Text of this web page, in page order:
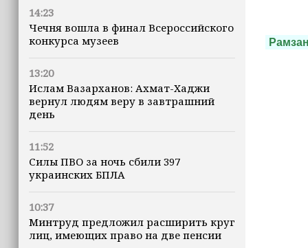
14:23
Чечня вошла в финал Всероссийского
конкурса музеев
13:20
Ислам Вазарханов: Ахмат-Хаджи
вернул людям веру в завтрашний
день
11:52
Силы ПВО за ночь сбили 397
украинских БПЛА
10:37
Минтруд предложил расширить круг
лиц, имеющих право на две пенсии